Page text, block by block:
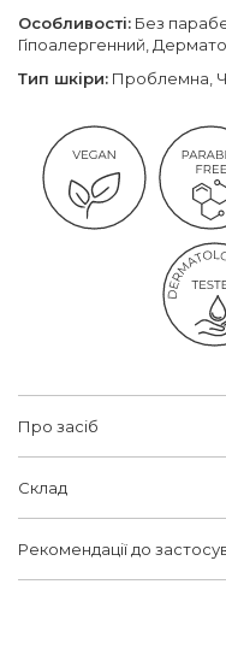
Особливості: Без
Гіпоалергенний,
Тип шкіри: Проблемна,
Про засіб
Склад
Рекомендації до